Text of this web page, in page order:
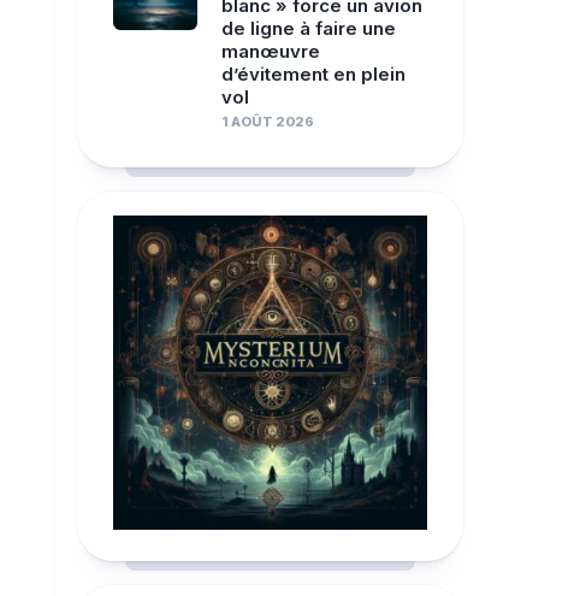
blanc » force un avion
de ligne à faire une
manœuvre
d’évitement en plein
vol
1 AOÛT 2026